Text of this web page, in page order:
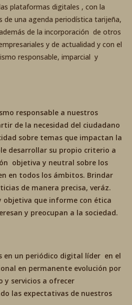
plataformas digitales , con la
de una agenda periodística tarijeña,
de la incorporación de otros
y de actualidad y con el
responsable, imparcial y
responsable a nuestros
de la necesidad del ciudadano
sobre temas que impactan la
desarrollar su propio criterio a
objetiva y neutral sobre los
en todos los ámbitos. Brindar
de manera precisa, veráz.
objetiva que informe con ética
y preocupan a la sociedad.
en un periódico digital líder en el
en permanente evolución por
y servicios a ofrecer
las expectativas de nuestros